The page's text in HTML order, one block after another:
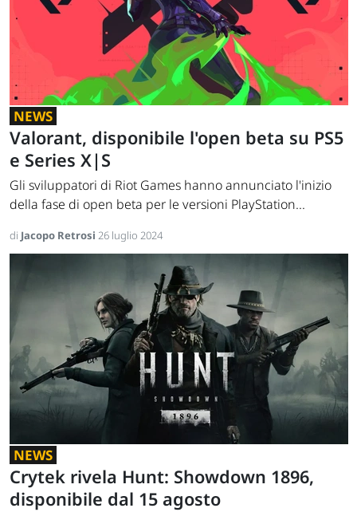
NEWS
Valorant, disponibile l'open beta su PS5
e Series X|S
Gli sviluppatori di Riot Games hanno annunciato l'inizio
della fase di open beta per le versioni PlayStation...
di Jacopo Retrosi 26 luglio 2024
NEWS
Crytek rivela Hunt: Showdown 1896,
disponibile dal 15 agosto